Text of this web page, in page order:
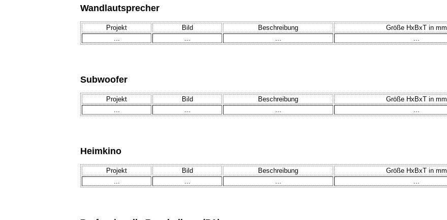
Wandlautsprecher
Projekt Bild Beschreibung Größe HxBxT in mm
...
... ... ...
Subwoofer
Projekt Bild Beschreibung Größe HxBxT in mm
...
... ... ...
Heimkino
Projekt Bild Beschreibung Größe HxBxT in mm
...
... ... ...